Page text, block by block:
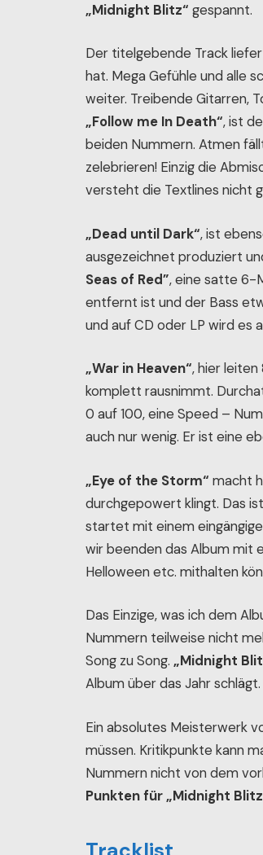
„Midnight Blitz“ gespannt.
Der titelgebende Track
hat. Mega Gefühle und alle
weiter. Treibende Gitarren,
„Follow me In Death“, ist
beiden Nummern. Atmen
zelebrieren! Einzig die
versteht die Textlines nicht
„Dead until Dark“, ist
ausgezeichnet produziert
Seas of Red”, eine satte 6-
entfernt ist und der Bass
und auf CD oder LP wird es
„War in Heaven“, hier leiten
komplett rausnimmt.
0 auf 100, eine Speed –
auch nur wenig. Er ist eine
„Eye of the Storm“ macht
durchgepowert klingt. Das
startet mit einem
wir beenden das Album mit
Helloween etc. mithalten
Das Einzige, was ich dem
Nummern teilweise nicht
Song zu Song.„Midnight
Album über das Jahr schlägt.
Ein absolutes Meisterwerk
müssen. Kritikpunkte kann
Nummern nicht von dem
Punkten für „Midnight